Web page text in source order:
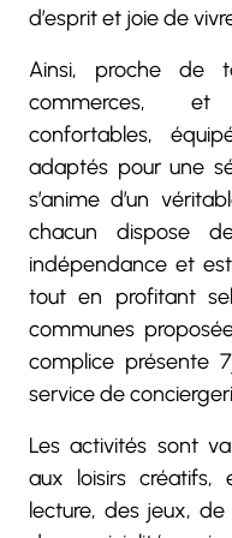
d’esprit et joie de
Ainsi, proche de
commerces, et
confortables,
adaptés pour une
s’anime d’un
chacun dispose
indépendance et
tout en profitant
communes
complice présente
service de
Les activités sont
aux loisirs
lecture, des jeux,